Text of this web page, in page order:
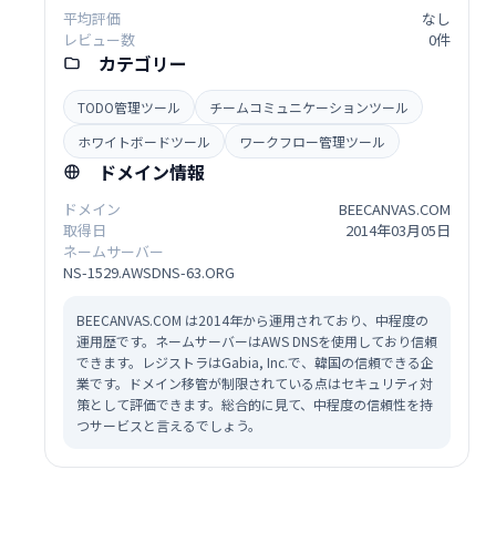
平均評価
なし
レビュー数
0件
カテゴリー
TODO管理ツール
チームコミュニケーションツール
ホワイトボードツール
ワークフロー管理ツール
ドメイン情報
ドメイン
BEECANVAS.COM
取得日
2014年03月05日
ネームサーバー
NS-1529.AWSDNS-63.ORG
BEECANVAS.COM は2014年から運用されており、中程度の
運用歴です。ネームサーバーはAWS DNSを使用しており信頼
できます。レジストラはGabia, Inc.で、韓国の信頼できる企
業です。ドメイン移管が制限されている点はセキュリティ対
策として評価できます。総合的に見て、中程度の信頼性を持
つサービスと言えるでしょう。